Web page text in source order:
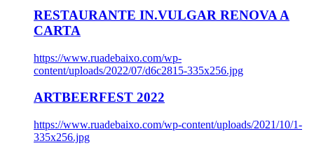
RESTAURANTE IN.VULGAR RENOVA A
CARTA
https://www.ruadebaixo.com/wp-
content/uploads/2022/07/d6c2815-335x256.jpg
ARTBEERFEST 2022
https://www.ruadebaixo.com/wp-content/uploads/2021/10/1-
335x256.jpg